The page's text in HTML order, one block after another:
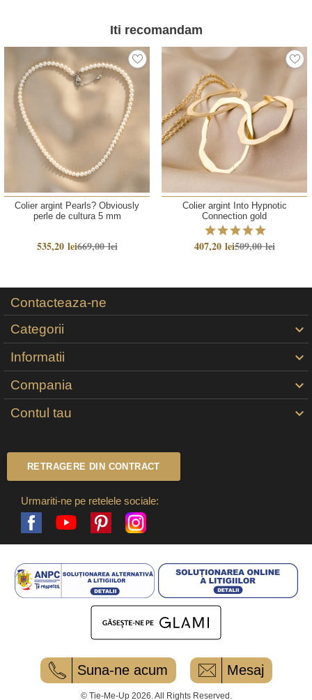
Iti recomandam
Colier argint Pearls? Obviously
perle de cultura 5 mm
535,20 lei669,00 lei
Colier argint Into Hypnotic
Connection gold
407,20 lei509,00 lei
Contacteaza-ne
Categorii

Informatii 
Compania 
Contul tau 
RETRAGERE DIN CONTRACT
Urmariti-ne pe retelele sociale:
FacebookYouTube Pinterest
Suna-ne acum Mesaj
© Tie-Me-Up 2026. All Rights Reserved.